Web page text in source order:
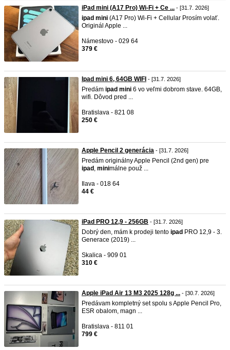
iPad mini (A17 Pro) Wi-Fi + Ce ... - [31.7. 2026]
ipad mini (A17 Pro) Wi-Fi + Cellular Prosím volať.
Originál Apple ...
Námestovo - 029 64
379 €
Ipad mini 6, 64GB WIFI - [31.7. 2026]
Predám ipad mini 6 vo veľmi dobrom stave. 64GB,
wifi. Dôvod pred ...
Bratislava - 821 08
250 €
Apple Pencil 2 generácia - [31.7. 2026]
Predám originálny Apple Pencil (2nd gen) pre
ipad , minimálne použ ...
Ilava - 018 64
44 €
iPad PRO 12,9 - 256GB - [31.7. 2026]
Dobrý den, mám k prodeji tento ipad PRO 12,9 - 3.
Generace (2019) ...
Skalica - 909 01
310 €
Apple iPad Air 13 M3 2025 128g ... - [30.7. 2026]
Predávam kompletný set spolu s Apple Pencil Pro,
ESR obalom, magn ...
Bratislava - 811 01
799 €